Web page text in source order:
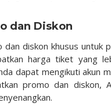
dan Diskon
diskon khusus untuk
harga tiket yang
dapat mengikuti akun
promo dan diskon,